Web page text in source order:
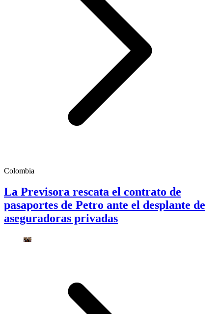
Colombia
La Previsora rescata el contrato de
pasaportes de Petro ante el desplante de
aseguradoras privadas